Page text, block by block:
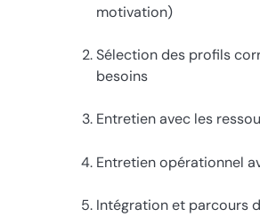
motivation)
Sélection des profils
besoins
Entretien avec les
Entretien opérationnel
Intégration et parcours